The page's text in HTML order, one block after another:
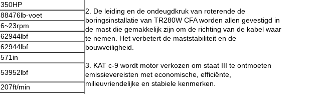
350HP
88476lb-voet
6~23rpm
62944lbf
62944lbf
571in
53952lbf
207ft/min
2. De leiding en de ondeugdkruk van roterende de
boringsinstallatie van TR280W CFA worden allen gevestigd in
de mast die gemakkelijk zijn om de richting van de kabel waar
te nemen. Het verbetert de maststabiliteit en de
bouwveiligheid.
3. KAT c-9 wordt motor verkozen om staat III te ontmoeten
emissievereisten met economische, efficiënte,
milieuvriendelijke en stabiele kenmerken.